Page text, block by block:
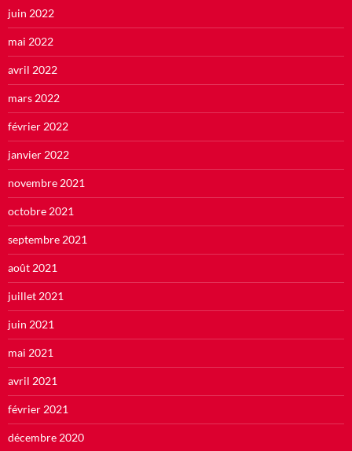
juin 2022
mai 2022
avril 2022
mars 2022
février 2022
janvier 2022
novembre 2021
octobre 2021
septembre 2021
août 2021
juillet 2021
juin 2021
mai 2021
avril 2021
février 2021
décembre 2020